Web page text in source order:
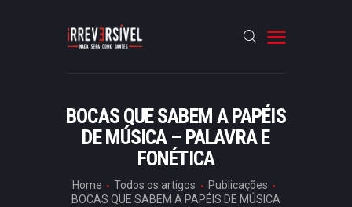
BOCAS QUE SABEM A PAPÉIS
DE MÚSICA – PALAVRA E
FONÉTICA
Home Todos os artigos
Publicações
BOCAS QUE SABEM A PAPÉIS DE MÚSICA
HOME
CRÓNICAS
ENTREVISTAS
RUBRICAS
P
U
I